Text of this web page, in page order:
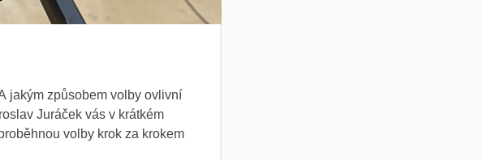
jakým způsobem volby ovlivní
Juráček vás v krátkém
volby krok za krokem